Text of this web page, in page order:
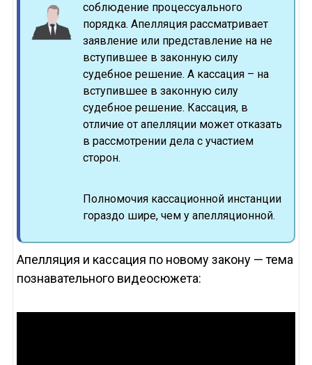
соблюдение процессуального
порядка. Апелляция рассматривает
заявление или представление на не
вступившее в законную силу
судебное решение. А кассация – на
вступившее в законную силу
судебное решение. Кассация, в
отличие от апелляции может отказать
в рассмотрении дела с участием
сторон.
Полномочия кассационной инстанции
гораздо шире, чем у апелляционной.
Апелляция и кассация по новому закону — тема
познавательного видеосюжета: